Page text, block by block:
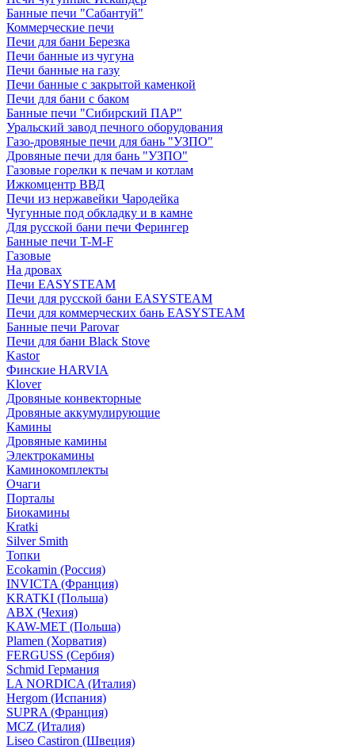
Банные печи "Сабантуй"
Коммерческие печи
Печи для бани Березка
Печи банные из чугуна
Печи банные на газу
Печи банные с закрытой каменкой
Печи для бани с баком
Банные печи "Сибирский ПАР"
Уральский завод печного оборудования
Газо-дровяные печи для бань "УЗПО"
Дровяные печи для бань "УЗПО"
Газовые горелки к печам и котлам
Ижкомцентр ВВД
Печи из нержавейки Чародейка
Чугунные под обкладку и в камне
Для русской бани печи Ферингер
Банные печи T-M-F
Газовые
На дровах
Печи EASYSTEAM
Печи для русской бани EASYSTEAM
Печи для коммерческих бань EASYSTEAM
Банные печи Parovar
Печи для бани Black Stove
Kastor
Финские HARVIA
Klover
Дровяные конвекторные
Дровяные аккумулирующие
Камины
Дровяные камины
Электрокамины
Каминокомплекты
Очаги
Порталы
Биокамины
Kratki
Silver Smith
Топки
Ecokamin (Россия)
INVICTA (Франция)
KRATKI (Польша)
ABX (Чехия)
KAW-MET (Польша)
Plamen (Хорватия)
FERGUSS (Сербия)
Schmid Германия
LA NORDICA (Италия)
Hergom (Испания)
SUPRA (Франция)
MCZ (Италия)
Liseo Castiron (Швеция)